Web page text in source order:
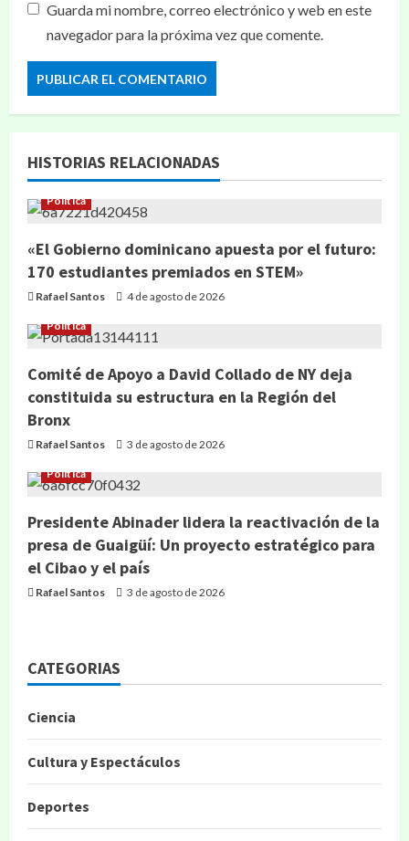
Guarda mi nombre, correo electrónico y web en este
navegador para la próxima vez que comente.
HISTORIAS RELACIONADAS
Política
«El Gobierno dominicano apuesta por el futuro:
170 estudiantes premiados en STEM»
Rafael Santos 4 de agosto de 2026
Política
Comité de Apoyo a David Collado de NY deja
constituida su estructura en la Región del
Bronx
Rafael Santos 3 de agosto de 2026
Política
Presidente Abinader lidera la reactivación de la
presa de Guaigüí: Un proyecto estratégico para
el Cibao y el país
Rafael Santos 3 de agosto de 2026
CATEGORIAS
Ciencia
Cultura y Espectáculos
Deportes